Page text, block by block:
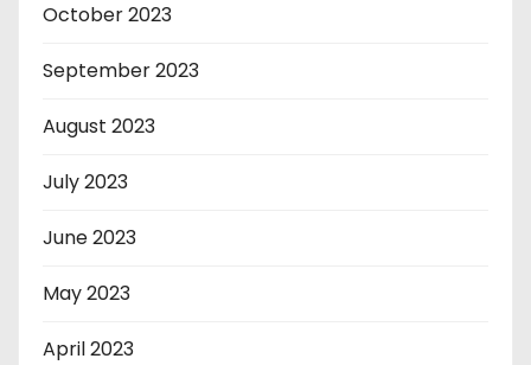
October 2023
September 2023
August 2023
July 2023
June 2023
May 2023
April 2023